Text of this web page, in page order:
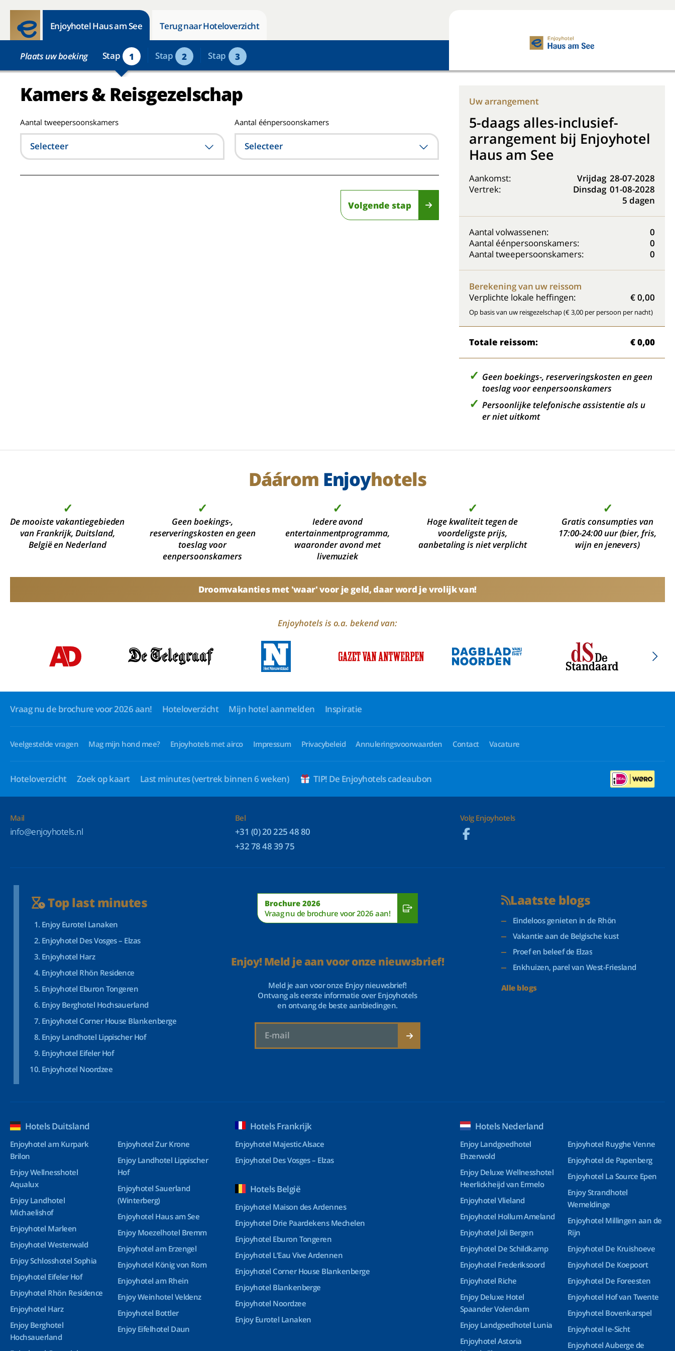
Enjoyhotel Haus am See Terug naar Hoteloverzicht
Plaats uw boeking Stap 1 Stap 2 Stap 3
Kamers & Reisgezelschap
Aantal tweepersoonskamers
Selecteer
Aantal éénpersoonskamers
Selecteer
Volgende stap
Uw arrangement
5-daags alles-inclusief-
arrangement bij Enjoyhotel
Haus am See
Aankomst: Vrijdag 28-07-2028
Vertrek:
Dinsdag 01-08-2028
5 dagen
Aantal volwassenen:
0
Aantal éénpersoonskamers:
0
Aantal tweepersoonskamers:
0
Berekening van uw reissom
Verplichte lokale heffingen:
€ 0,00
Op basis van uw reisgezelschap (€ 3,00 per persoon per nacht)
Totale reissom: € 0,00
Geen boekings-, reserveringskosten en geen
toeslag voor eenpersoonskamers
Persoonlijke telefonische assistentie als u
er niet uitkomt
Dáárom Enjoyhotels
✓
De mooiste vakantiegebieden
van Frankrijk, Duitsland,
België en Nederland
✓
Geen boekings-,
reserveringskosten en geen
toeslag voor
eenpersoonskamers
✓
Iedere avond
entertainmentprogramma,
waaronder avond met
livemuziek
✓
Hoge kwaliteit tegen de
voordeligste prijs,
aanbetaling is niet verplicht
✓
Gratis consumpties van
17:00-24:00 uur (bier, fris,
wijn en jenevers)
Droomvakanties met 'waar' voor je geld, daar word je vrolijk van!
Enjoyhotels is o.a. bekend van:
Vraag nu de brochure voor 2026 aan! Hoteloverzicht Mijn hotel aanmelden Inspiratie
Veelgestelde vragen Mag mijn hond mee? Enjoyhotels met airco Impressum Privacybeleid Annuleringsvoorwaarden Contact Vacature
Hoteloverzicht Zoek op kaart Last minutes(vertrek binnen 6 weken) TIP! De Enjoyhotels cadeaubon
Mail
info@enjoyhotels.nl
Bel
+31 (0) 20 225 48 80
+32 78 48 39 75
Volg Enjoyhotels
Top last minutes
Enjoy Eurotel Lanaken
Enjoyhotel Des Vosges – Elzas
Enjoyhotel Harz
Enjoyhotel Rhön Residence
Enjoyhotel Eburon Tongeren
Enjoy Berghotel Hochsauerland
Enjoyhotel Corner House Blankenberge
Enjoy Landhotel Lippischer Hof
Enjoyhotel Eifeler Hof
Enjoyhotel Noordzee
Brochure 2026
Vraag nu de brochure voor 2026 aan!
Enjoy! Meld je aan voor onze nieuwsbrief!
Meld je aan voor onze Enjoy nieuwsbrief!
Ontvang als eerste informatie over Enjoyhotels
en ontvang de beste aanbiedingen.
Laatste blogs
Eindeloos genieten in de Rhön
Vakantie aan de Belgische kust
Proef en beleef de Elzas
Enkhuizen, parel van West-Friesland
Alle blogs
Hotels Duitsland
Enjoyhotel am Kurpark
Brilon
Enjoy Wellnesshotel
Aqualux
Enjoy Landhotel
Michaelishof
Enjoyhotel Marleen
Enjoyhotel Westerwald
Enjoy Schlosshotel Sophia
Enjoyhotel Eifeler Hof
Enjoyhotel Rhön Residence
Enjoyhotel Harz
Enjoy Berghotel
Hochsauerland
Enjoyhotel Zur Krone
Enjoy Landhotel Lippischer
Hof
Enjoyhotel Sauerland
(Winterberg)
Enjoyhotel Haus am See
Enjoy Moezelhotel Bremm
Enjoyhotel am Erzengel
Enjoyhotel König von Rom
Enjoyhotel am Rhein
Enjoy Weinhotel Veldenz
Enjoyhotel Bottler
Enjoy Eifelhotel Daun
Hotels Frankrijk
Enjoyhotel Majestic Alsace
Enjoyhotel Des Vosges – Elzas
Hotels België
Enjoyhotel Maison des Ardennes
Enjoyhotel Drie Paardekens Mechelen
Enjoyhotel Eburon Tongeren
Enjoyhotel L’Eau Vive Ardennen
Enjoyhotel Corner House Blankenberge
Enjoyhotel Blankenberge
Enjoyhotel Noordzee
Enjoy Eurotel Lanaken
Hotels Nederland
Enjoy Landgoedhotel
Ehzerwold
Enjoy Deluxe Wellnesshotel
Heerlickheijd van Ermelo
Enjoyhotel Vlieland
Enjoyhotel Hollum Ameland
Enjoyhotel Joli Bergen
Enjoyhotel De Schildkamp
Enjoyhotel Frederiksoord
Enjoyhotel Riche
Enjoy Deluxe Hotel
Spaander Volendam
Enjoy Landgoedhotel Lunia
Enjoyhotel Astoria
Enjoyhotel Ruyghe Venne
Enjoyhotel de Papenberg
Enjoyhotel La Source Epen
Enjoy Strandhotel
Wemeldinge
Enjoyhotel Millingen aan de
Rijn
Enjoyhotel De Kruishoeve
Enjoyhotel De Koepoort
Enjoyhotel De Foreesten
Enjoyhotel Hof van Twente
Enjoyhotel Bovenkarspel
Enjoyhotel Ie-Sicht
Enjoyhotel Auberge de